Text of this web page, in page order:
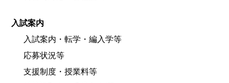
入試案内
入試案内・転学・編入学等
応募状況等
支援制度・授業料等